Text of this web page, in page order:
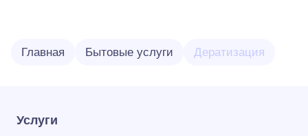
Главная Бытовые услуги Дератизация
Услуги